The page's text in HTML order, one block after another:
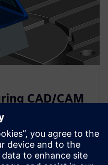
CAD/CAM
komplekse deler med
som bygger på det
maskinering